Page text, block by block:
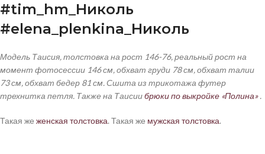
#tim hm _Николь
#elena plenkina _Николь
Модель Таисия, толстовка на рост 146-76, реальный рост на
момент фотосессии 146 см, обхват груди 78 см, обхват талии
73 см, обхват бедер 81 см. Сшита из трикотажа футер
трехнитка петля. Также на Таисиибрюки по выкройке «Полина».
Такая же женская толстовка. Такая же мужская толстовка.